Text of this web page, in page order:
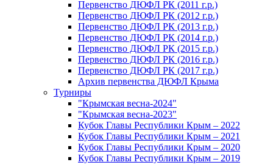
Первенство ДЮФЛ РК (2011 г.р.)
Первенство ДЮФЛ РК (2012 г.р.)
Первенство ДЮФЛ РК (2013 г.р.)
Первенство ДЮФЛ РК (2014 г.р.)
Первенство ДЮФЛ РК (2015 г.р.)
Первенство ДЮФЛ РК (2016 г.р.)
Первенство ДЮФЛ РК (2017 г.р.)
Архив первенства ДЮФЛ Крыма
Турниры
"Крымская весна-2024"
"Крымская весна-2023"
Кубок Главы Республики Крым – 2022
Кубок Главы Республики Крым – 2021
Кубок Главы Республики Крым – 2020
Кубок Главы Республики Крым – 2019